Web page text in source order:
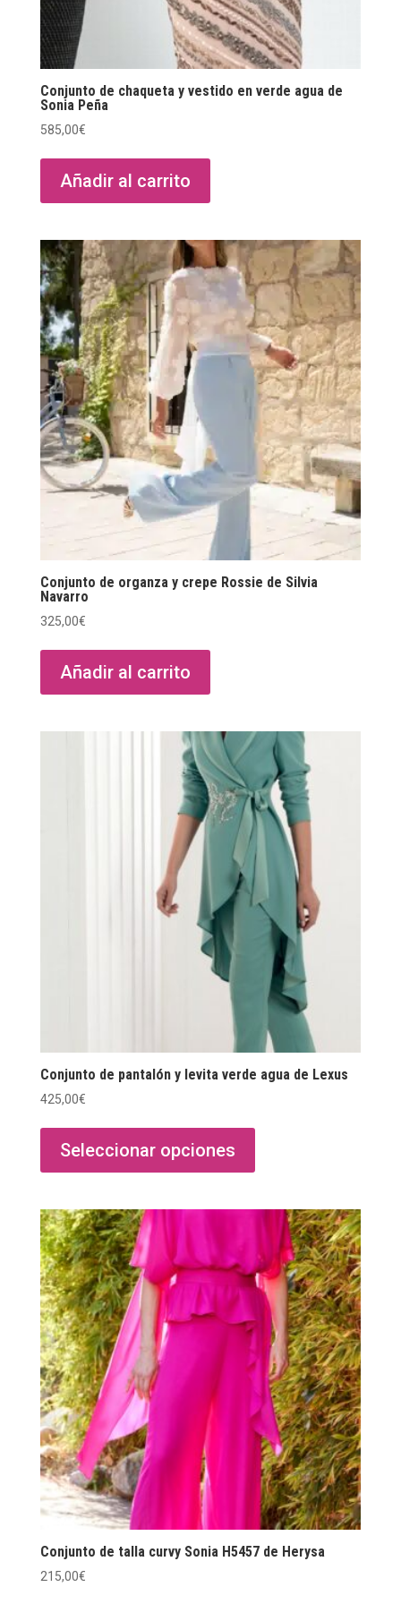
Conjunto de chaqueta y vestido en verde agua de
Sonia Peña
585,00€
Añadir al carrito
Conjunto de organza y crepe Rossie de Silvia
Navarro
325,00€
Añadir al carrito
Conjunto de pantalón y levita verde agua de Lexus
425,00€
Seleccionar opciones
tiene
variantes.
opciones
se
pueden
elegir
en
página
de
producto
Conjunto de talla curvy Sonia H5457 de Herysa
215,00€